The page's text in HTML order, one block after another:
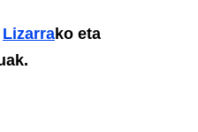
Lizarrako eta